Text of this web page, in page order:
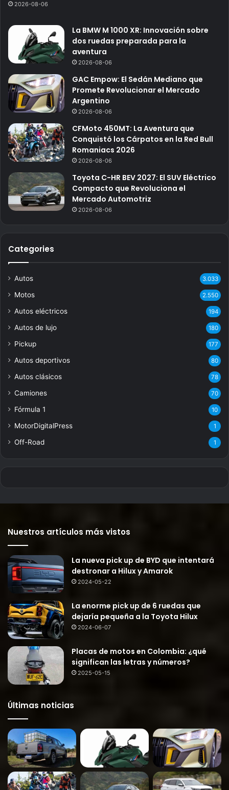
2026-08-06
La BMW M 1000 XR: Innovación sobre
dos ruedas preparada para la
aventura
2026-08-06
GAC Empow: El Sedán Mediano que
Promete Revolucionar el Mercado
Argentino
2026-08-06
CFMoto 450MT: La Aventura que
Conquistó los Cárpatos en la Red Bull
Romaniacs 2026
2026-08-06
Toyota C-HR BEV 2027: El SUV Eléctrico
Compacto que Revoluciona el
Mercado Automotriz
2026-08-06
Categories
Autos 3.033
Motos 2.550
Autos eléctricos 194
Autos de lujo 180
Pickup 177
Autos deportivos 80
Autos clásicos 78
Camiones 70
Fórmula 1 10
MotorDigitalPress 1
Off-Road 1
Nuestros artículos más vistos
La nueva pick up de BYD que intentará
destronar a Hilux y Amarok
2024-05-22
La enorme pick up de 6 ruedas que
dejaría pequeña a la Toyota Hilux
2024-06-07
Placas de motos en Colombia: ¿qué
significan las letras y números?
2025-05-15
Últimas noticias